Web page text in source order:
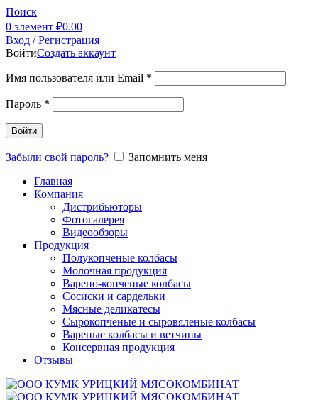
Поиск
0 элемент ₽0.00
Вход / Регистрация
ВойтиСоздать аккаунт
Имя пользователя или Email *
Пароль *
Войти
Забыли свой пароль?
Запомнить меня
Главная
Компания
Дистрибьюторы
Фотогалерея
Видеообзоры
Продукция
Полукопченые колбасы
Молочная продукция
Варено-копченые колбасы
Сосиски и сардельки
Мясные деликатесы
Сырокопченые и сыровяленые колбасы
Вареные колбасы и ветчины
Консервная продукция
Отзывы